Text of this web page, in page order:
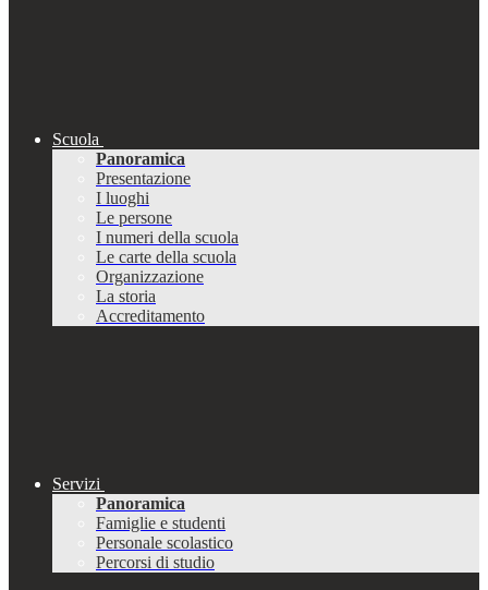
Scuola
Panoramica
Presentazione
I luoghi
Le persone
I numeri della scuola
Le carte della scuola
Organizzazione
La storia
Accreditamento
Servizi
Panoramica
Famiglie e studenti
Personale scolastico
Percorsi di studio